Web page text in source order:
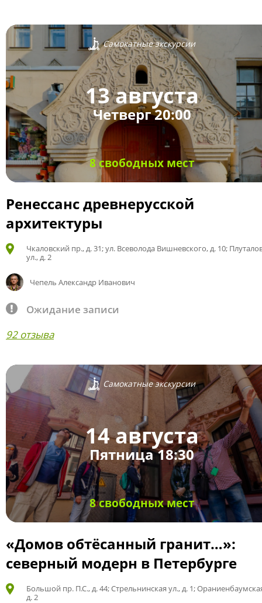
Самокатные экскурсии
13 августа
Четверг 20:00
8 свободных мест
Ренессанс древнерусской
архитектуры
Чкаловский пр., д. 31; ул. Всеволода Вишневского, д. 10;
ул., д. 2
Чепель Александр Иванович
Ожидание записи
92 отзыва
Самокатные экскурсии
14 августа
Пятница 18:30
8 свободных мест
«Домов обтёсанный гранит…»:
северный модерн в Петербурге
Большой пр. П.С., д. 44; Стрельнинская ул., д. 1;
д. 2